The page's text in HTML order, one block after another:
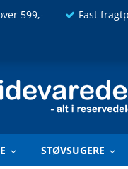
599,- Fast
STØVSUGERE